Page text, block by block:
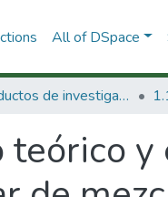
All of DSpace
1.1 Productos de investigación
teórico